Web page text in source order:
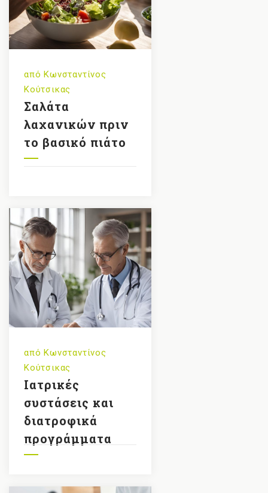
απόΚωνσταντίνος
Κούτσικας
Σαλάτα
λαχανικών πριν
το βασικό πιάτο
απόΚωνσταντίνος
Κούτσικας
Ιατρικές
συστάσεις και
διατροφικά
προγράμματα